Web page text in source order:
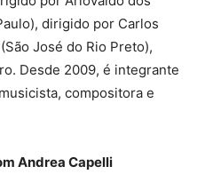
dirigido por Carlos
José do Rio Preto),
Desde 2009, é integrante
compositora e
Andrea Capelli